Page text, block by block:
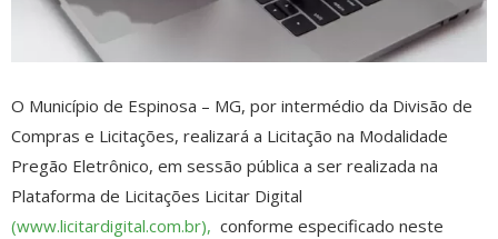
O Município de Espinosa – MG, por intermédio da Divisão de
Compras e Licitações, realizará a Licitação na Modalidade
Pregão Eletrônico, em sessão pública a ser realizada na
Plataforma de Licitações Licitar Digital
(www.licitardigital.com.br), conforme especificado neste